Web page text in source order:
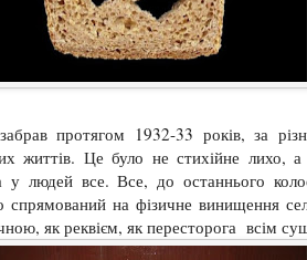
протягом 1932-33 років, за
життів. Це було не стихійне лихо,
у людей все. Все, до останнього
спрямований на фізичне винищення
як реквієм, як пересторога всім